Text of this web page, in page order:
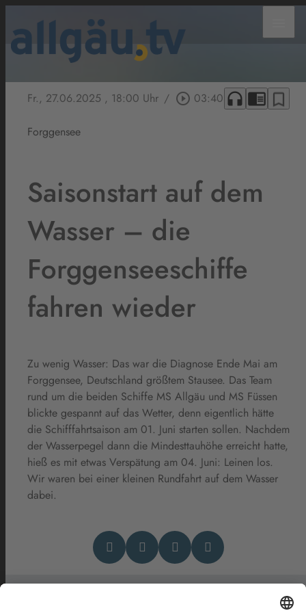
Fr., 27.06.2025 , 18:00 Uhr / play_circle_outline 03:40 headphones chrome_reader_mode bookmark_border
Forggensee
Saisonstart auf dem
Wasser – die
Forggenseeschiffe
fahren wieder
Zu wenig Wasser: Das war die Diagnose Ende Mai am
Forggensee, Deutschland größtem Stausee. Das Team
rund um die beiden Schiffe MS Allgäu und MS Füssen
blickte gespannt auf das Wetter, denn eigentlich hätte
die Schifffahrtsaison am 01. Juni starten sollen. Nachdem
der Wasserpegel dann die Mindesttauhöhe erreicht hatte,
hieß es mit etwas Verspätung am 04. Juni: Leinen los.
Wir waren bei einer kleinen Rundfahrt auf dem Wasser
dabei.